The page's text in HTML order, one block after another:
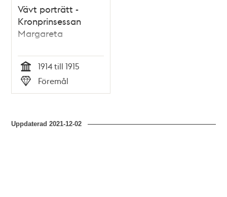
Vävt porträtt -
Kronprinsessan
Margareta
Tid
1914 till 1915
Typ
Föremål
Uppdaterad2021-12-02